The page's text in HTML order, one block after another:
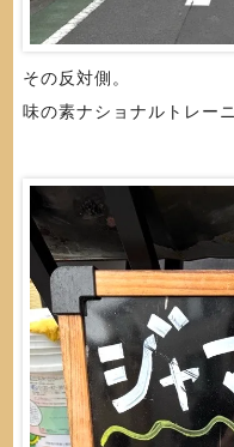
その反対側。
味の素ナショナルトレー